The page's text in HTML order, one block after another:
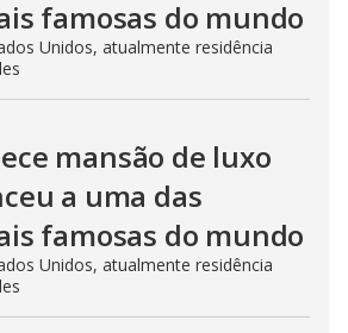
famosas do mundo
Unidos, atualmente residência
mansão de luxo
a uma das
famosas do mundo
Unidos, atualmente residência